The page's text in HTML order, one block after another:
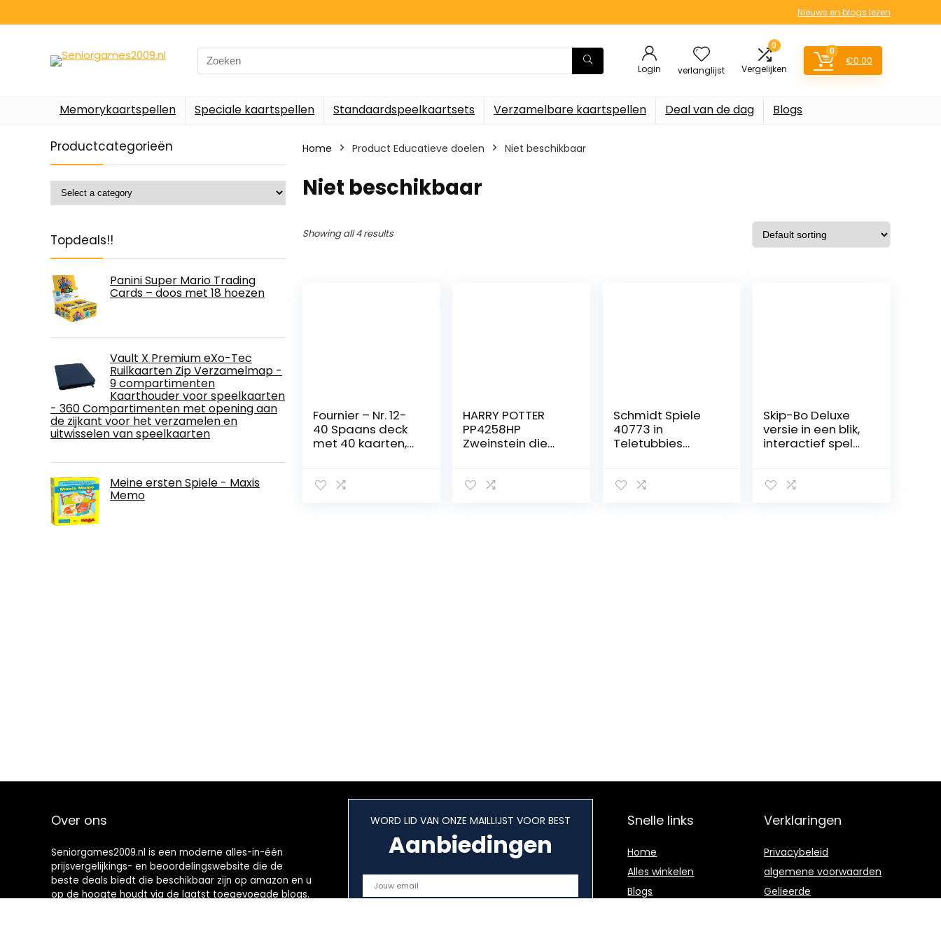
Nieuws en blogs lezen
Search
for:
Login verlanglijst
0
Vergelijken
0
€0.00
Memorykaartspellen Speciale kaartspellen Standaardspeelkaartsets Verzamelbare kaartspellen Deal van de dag Blogs
Productcategorieën
Topdeals!!
Panini Super Mario Trading
Cards – doos met 18 hoezen
Vault X Premium eXo-Tec
Ruilkaarten Zip Verzamelmap -
9 compartimenten
Kaarthouder voor speelkaarten
- 360 Compartimenten met opening aan
de zijkant voor het verzamelen en
uitwisselen van speelkaarten
Meine ersten Spiele - Maxis
Memo
Home Product Educatieve doelen ‎Niet beschikbaar
‎Niet beschikbaar
Showing all 4 results
Fournier – Nr. 12-
40 Spaans deck
met 40 kaarten,
(20985)
HARRY POTTER
PP4258HP
Zweinstein die
Standaard
Schmidt Spiele
40773 in
Teletubbies
Skip-Bo Deluxe
versie in een blik,
interactief spel
Over ons
Seniorgames2009.nl is een moderne alles-in-één
prijsvergelijkings- en beoordelingswebsite die de
beste deals biedt die beschikbaar zijn op amazon en u
op de hoogte houdt via de laatst toegevoegde blogs.
WORD LID VAN ONZE MAILLIJST VOOR BEST
Aanbiedingen
Snelle links
Home
Alles winkelen
Blogs
Verklaringen
Privacybeleid
algemene voorwaarden
Gelieerde